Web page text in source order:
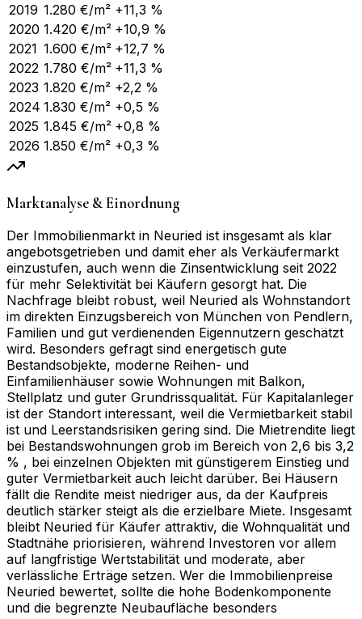
2019 1.280 €/m² +11,3 %
2020 1.420 €/m² +10,9 %
2021 1.600 €/m² +12,7 %
2022 1.780 €/m² +11,3 %
2023 1.820 €/m² +2,2 %
2024 1.830 €/m² +0,5 %
2025 1.845 €/m² +0,8 %
2026 1.850 €/m² +0,3 %
Marktanalyse & Einordnung
Der Immobilienmarkt in Neuried ist insgesamt als klar
angebotsgetrieben und damit eher als Verkäufermarkt
einzustufen, auch wenn die Zinsentwicklung seit 2022
für mehr Selektivität bei Käufern gesorgt hat. Die
Nachfrage bleibt robust, weil Neuried als Wohnstandort
im direkten Einzugsbereich von München von Pendlern,
Familien und gut verdienenden Eigennutzern geschätzt
wird. Besonders gefragt sind energetisch gute
Bestandsobjekte, moderne Reihen- und
Einfamilienhäuser sowie Wohnungen mit Balkon,
Stellplatz und guter Grundrissqualität. Für Kapitalanleger
ist der Standort interessant, weil die Vermietbarkeit stabil
ist und Leerstandsrisiken gering sind. Die Mietrendite liegt
bei Bestandswohnungen grob im Bereich von 2,6 bis 3,2
% , bei einzelnen Objekten mit günstigerem Einstieg und
guter Vermietbarkeit auch leicht darüber. Bei Häusern
fällt die Rendite meist niedriger aus, da der Kaufpreis
deutlich stärker steigt als die erzielbare Miete. Insgesamt
bleibt Neuried für Käufer attraktiv, die Wohnqualität und
Stadtnähe priorisieren, während Investoren vor allem
auf langfristige Wertstabilität und moderate, aber
verlässliche Erträge setzen. Wer die Immobilienpreise
Neuried bewertet, sollte die hohe Bodenkomponente
und die begrenzte Neubaufläche besonders